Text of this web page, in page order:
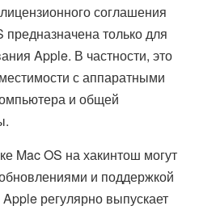
соглашения
предназначена только для
Apple. В частности, это
с аппаратными
и общей
Mac OS на хакинтош могут
и поддержкой
регулярно выпускает